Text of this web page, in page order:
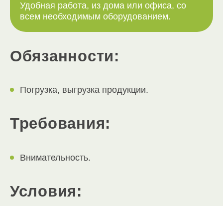
Удобная работа, из дома или офиса, со
всем необходимым оборудованием.
Обязанности:
Погрузка, выгрузка продукции.
Требования:
Внимательность.
Условия: